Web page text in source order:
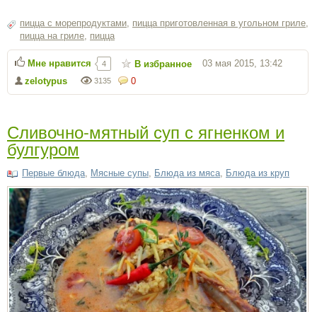
пицца с морепродуктами пицца приготовленная в угольном гриле
пицца на гриле пицца
0
3135
zelotypus
03 мая 2015, 13:42
Мне нравится 4 В избранное
Сливочно-мятный суп с ягненком и
булгуром
Первые блюда Мясные супы Блюда из мяса Блюда из круп